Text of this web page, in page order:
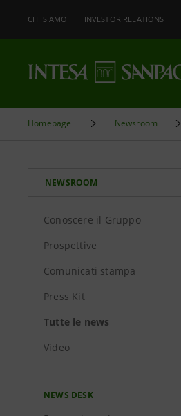
CHI SIAMO INVESTOR RELATIONS
Homepage Newsroom
NEWSROOM
Conoscere il Gruppo
Prospettive
Comunicati stampa
Press Kit
Tutte le news
Video
NEWS DESK